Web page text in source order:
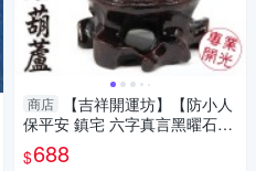
商店
【吉祥開運坊】【防小人
保平安 鎮宅 六字真言黑曜石葫
蘆 附實木座】開光 擇日
$688